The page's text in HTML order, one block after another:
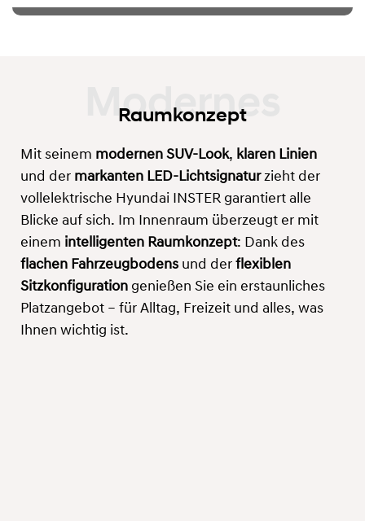
Raumkonzept
Mit seinem modernen SUV-Look, klaren Linien
und der markanten LED-Lichtsignaturzieht der
vollelektrische Hyundai INSTER garantiert alle
Blicke auf sich. Im Innenraum überzeugt er mit
einem intelligenten Raumkonzept: Dank des
flachen Fahrzeugbodens und der flexiblen
Sitzkonfiguration genießen Sie ein erstaunliches
Platzangebot – für Alltag, Freizeit und alles, was
Ihnen wichtig ist.